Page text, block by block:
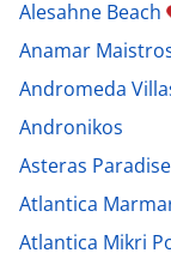
Alesahne Beach
Anamar
Andromeda
Andronikos
Asteras Paradise
Atlantica
Atlantica Mikri